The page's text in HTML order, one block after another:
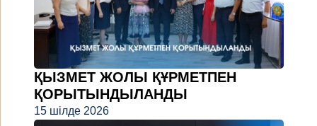
ҚЫЗМЕТ ЖОЛЫ ҚҰРМЕТПЕН
ҚОРЫТЫНДЫЛАНДЫ
15 шілде 2026